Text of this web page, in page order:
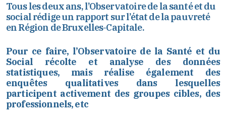
Tous les deux ans, l’Observatoire de la santé et du
social rédige un rapport sur l’état de la pauvreté
en Région de Bruxelles-Capitale.
Pour ce faire, l’Observatoire de la Santé et du
Social récolte et analyse des données
statistiques, mais réalise également des
enquêtes qualitatives dans lesquelles
participent activement des groupes cibles, des
professionnels, etc